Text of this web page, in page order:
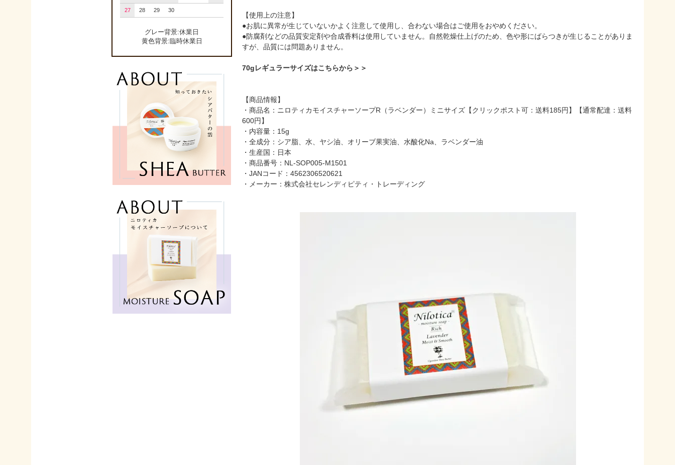
【使用上の注意】
●お肌に異常が生じていないかよく注意して使用し、合わない場合はご使用をおやめください。
●防腐剤などの品質安定剤や合成香料は使用していません。自然乾燥仕上げのため、色や形にばらつきが生じることがありま
すが、品質には問題ありません。
70gレギュラーサイズはこちらから＞＞
【商品情報】
・商品名：ニロティカモイスチャーソープR（ラベンダー）ミニサイズ【クリックポスト可：送料185円】【通常配達：送料
600円】
・内容量：15g
・全成分：シア脂、水、ヤシ油、オリーブ果実油、水酸化Na、ラベンダー油
・生産国：日本
・商品番号：NL-SOP005-M1501
・JANコード：4562306520621
・メーカー：株式会社セレンディピティ・トレーディング
27 28 29 30
グレー背景:休業日
黄色背景:臨時休業日